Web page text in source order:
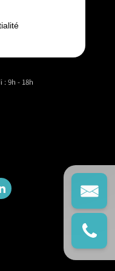
services.fr
: 9h - 18h